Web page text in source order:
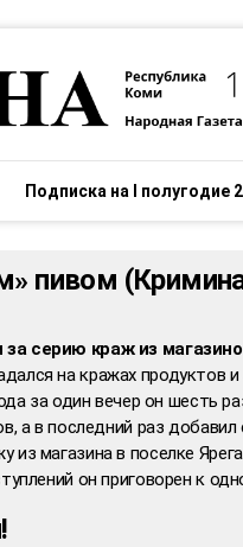
Подписка на I полугодие
пивом
серию краж из
на кражах продуктов и
за один вечер он шесть
а в последний раз
из магазина в поселке
он приговорен к